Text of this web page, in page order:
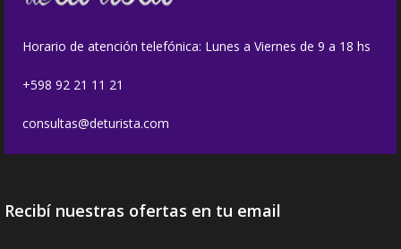
Horario de atención telefónica: Lunes a Viernes de 9 a 18 hs
+598 92 21 11 21
consultas@deturista.com
Recibí nuestras ofertas en tu email